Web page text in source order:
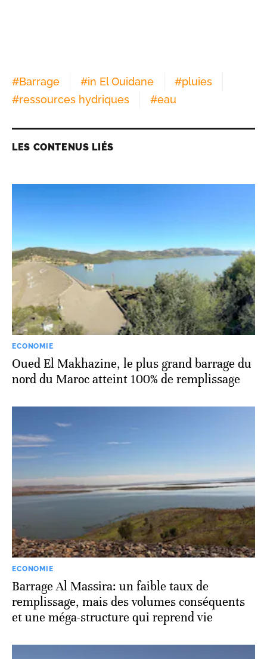
#Barrage #in El Ouidane #pluies
#ressources hydriques #eau
LES CONTENUS LIÉS
ECONOMIE
Oued El Makhazine, le plus grand barrage du
nord du Maroc atteint 100% de remplissage
ECONOMIE
Barrage Al Massira: un faible taux de
remplissage, mais des volumes conséquents
et une méga-structure qui reprend vie